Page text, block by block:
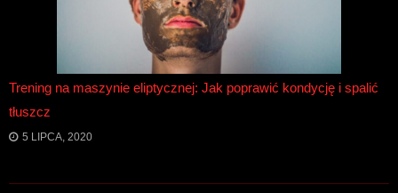
Trening na maszynie eliptycznej: Jak poprawić kondycję i spalić
tłuszcz
5 LIPCA, 2020